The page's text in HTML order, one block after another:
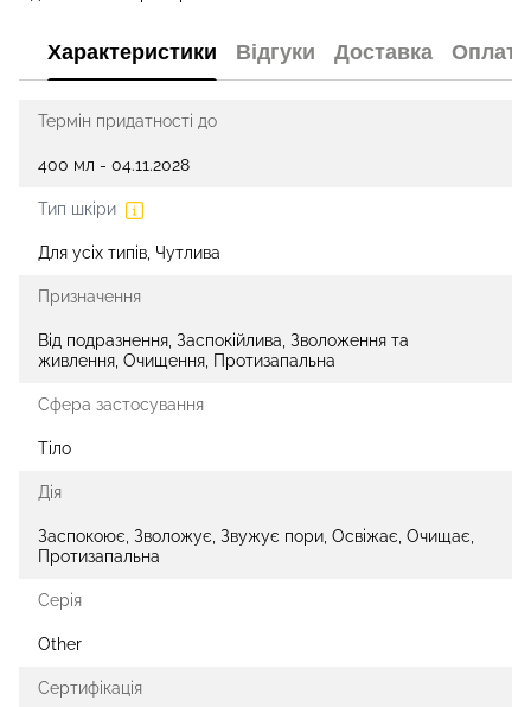
Характеристики Відгуки Доставка Оплата
Термін придатності до
400 мл - 04.11.2028
Тип шкіри
Для усіх типів, Чутлива
Призначення
Від подразнення, Заспокійлива, Зволоження та
живлення, Очищення, Протизапальна
Сфера застосування
Тіло
Дія
Заспокоює, Зволожує, Звужує пори, Освіжає, Очищає,
Протизапальна
Серія
Other
Сертифікація